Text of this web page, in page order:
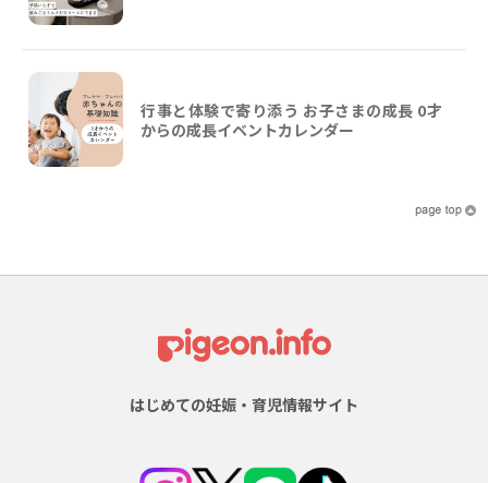
行事と体験で寄り添う お子さまの成長 0才
からの成長イベントカレンダー
はじめての妊娠・育児情報サイト